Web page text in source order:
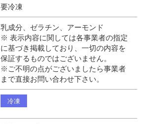
要冷凍
乳成分、ゼラチン、アーモンド
※ 表示内容に関しては各事業者の指定
に基づき掲載しており、一切の内容を
保証するものではございません。
※ご不明の点がございましたら事業者
まで直接お問い合わせ下さい。
冷凍